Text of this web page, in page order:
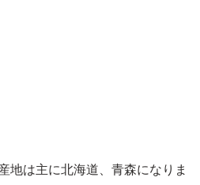
地は主に北海道、青森になりま